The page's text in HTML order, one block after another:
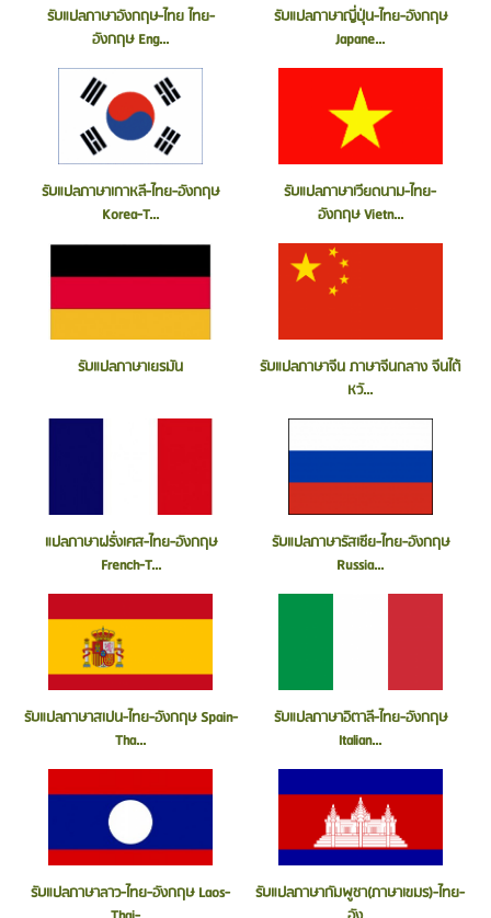
รับแปลภาษาอังกฤษ-ไทย ไทย-
อังกฤษ Eng...
รับแปลภาษาญี่ปุ่น-ไทย-อังกฤษ
Japane...
รับแปลภาษาเกาหลี-ไทย-อังกฤษ
Korea-T...
รับแปลภาษาเวียดนาม-ไทย-
อังกฤษ Vietn...
รับแปลภาษาเยรมัน
รับแปลภาษาจีน ภาษาจีนกลาง จีนไต้
หวั...
แปลภาษาฝรั่งเศส-ไทย-อังกฤษ
French-T...
รับแปลภาษารัสเซีย-ไทย-อังกฤษ
Russia...
รับแปลภาษาสเปน-ไทย-อังกฤษ Spain-
Tha...
รับแปลภาษาอิตาลี-ไทย-อังกฤษ
Italian...
รับแปลภาษาลาว-ไทย-อังกฤษ Laos-
รับแปลภาษากัมพูชา(ภาษาเขมร)-ไทย-